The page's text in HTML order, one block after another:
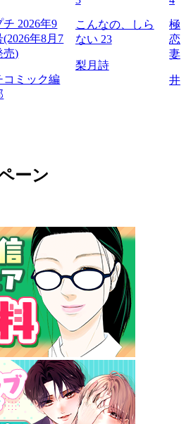
チ 2026年9
(2026年8月7
売)
コミック編
こんなの、しら
ない 23
梨月詩
極
恋
妻
井
ーン